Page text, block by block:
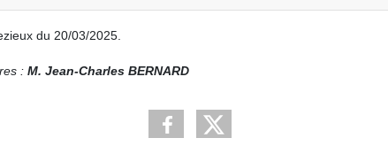
du 20/03/2025.
: M. Jean-Charles BERNARD